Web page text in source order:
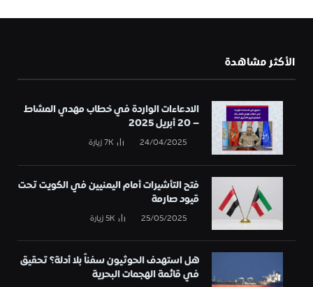
الأكثر مشاهدة
الادعاءات الواردة في خطاب مهدي المشاط
– 20 أبريل 2025
24/04/2025
7Kزيارة
فتح التأشيرات أمام اليمنيين في الكويت تحت
قيود صارمة
25/05/2025
5Kزيارة
هل استهدف الحوثيون سفناً بلا أدلة؟ تحقيق
في قائمة الهجمات البحرية